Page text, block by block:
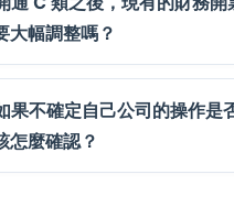
大幅調整嗎？
果不確定自己公司的操作是
怎麼確認？